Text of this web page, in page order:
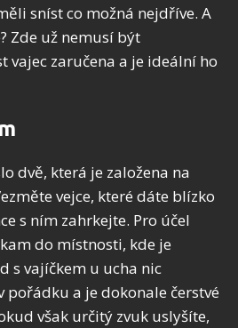
sníst co možná nejdříve. A
Zde už nemusí být
vajec zaručena a je ideální ho
dvě, která je založena na
vejce, které dáte blízko
s ním zahrkejte. Pro účel
do místnosti, kde je
s vajíčkem u ucha nic
pořádku a je dokonale čerstvé
však určitý zvuk uslyšíte,